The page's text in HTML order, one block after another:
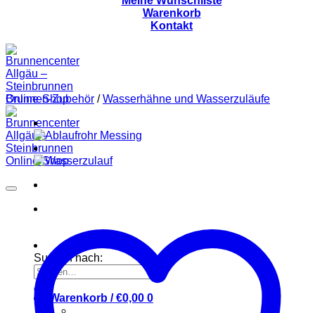
Warenkorb
Kontakt
Suchen nach:
Warenkorb /€0,00 0
Brunnen-Zubehör / Wasserhähne und Wasserzuläufe